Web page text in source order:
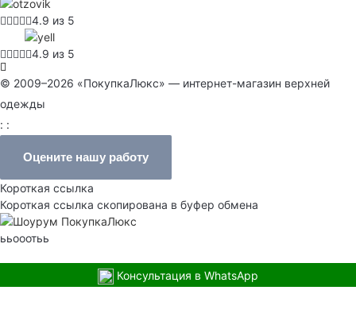
4.9 из 5
4.9 из 5
© 2009–2026 «ПокупкаЛюкс» — интернет-магазин верхней
одежды
: :
Оцените нашу работу
Короткая ссылка
Короткая ссылка скопирована в буфер обмена
ььооотьь
Консультация в WhatsApp